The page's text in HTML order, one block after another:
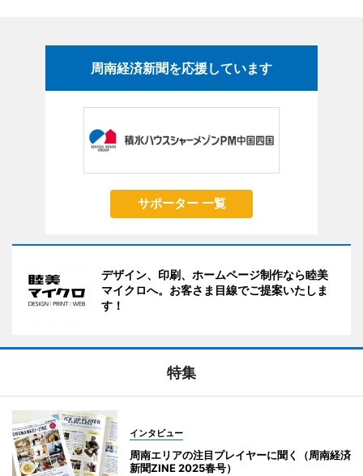
周南経済新聞を応援しています
サポーター 一覧
デザイン、印刷、ホームページ制作なら睦美
マイクロへ。お客さま目線でご提案いたしま
す！
特集
インタビュー
周南エリアの注目プレイヤーに聞く（周南経済
新聞ZINE 2025春号）